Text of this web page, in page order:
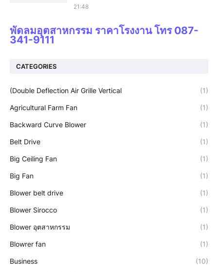
21:48
พัดลมอุตสาหกรรม ราคาโรงงาน โทร 087-
341-9111
CATEGORIES
(Double Deflection Air Grille Vertical (1)
Agricultural Farm Fan (1)
Backward Curve Blower (1)
Belt Drive (1)
Big Ceiling Fan (1)
Big Fan (1)
Blower belt drive (1)
Blower Sirocco (1)
Blower อุตสาหกรรม (1)
Blowrer fan (1)
Business (10)